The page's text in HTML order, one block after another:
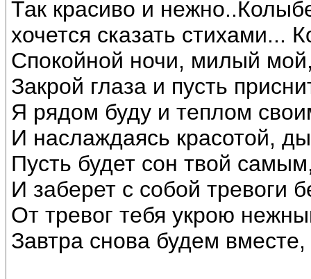
Так красиво и
хочется сказать стихами...
Спокойной ночи, милый
Закрой глаза и пусть
Я рядом буду и теплом
И наслаждаясь красотой,
Пусть будет сон твой
И заберет с собой тревоги
От тревог тебя укрою
Завтра снова будем